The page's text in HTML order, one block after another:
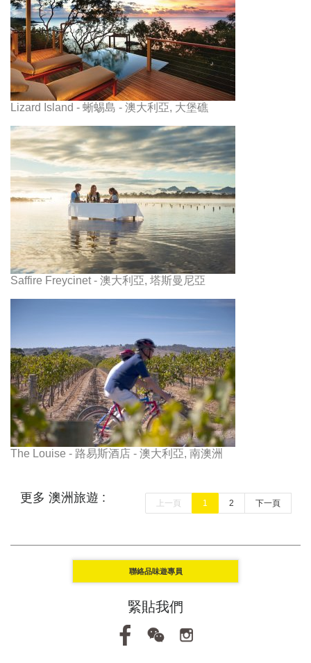
Lizard Island - 蜥蜴島 - 澳大利亞, 大堡礁
Saffire Freycinet - 澳大利亞, 塔斯曼尼亞
The Louise - 路易斯酒店 - 澳大利亞, 南澳洲
更多 澳洲旅遊 : 上一頁 1 2 下一頁
聯絡品味遊專員
緊貼我們